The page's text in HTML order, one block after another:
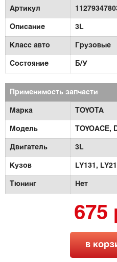
Артикул
Описание 3L
Класс авто Грузовые
Состояние Б/У
Применимость запчасти
Марка TOYOTA
Модель TOYOACE,
Двигатель 3L
Кузов LY131,
Тюнинг Нет
675
в